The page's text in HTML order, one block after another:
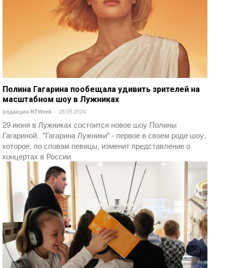
Полина Гагарина пообещала удивить зрителей на
масштабном шоу в Лужниках
редакция RTWeek - 28.05.2024
29 июня в Лужниках состоится новое шоу Полины
Гагариной. "Гагарина Лужники" - первое в своем роде шоу,
которое, по словам певицы, изменит представление о
концертах в России